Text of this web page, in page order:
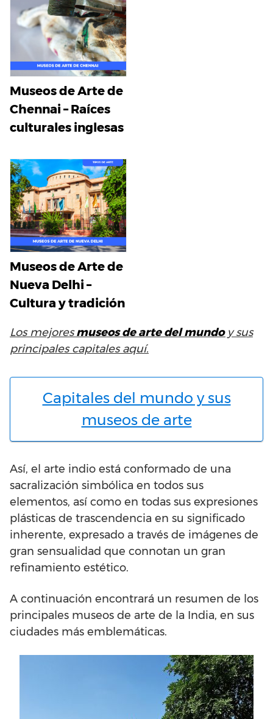
Museos de Arte de
Chennai – Raíces
culturales inglesas
Museos de Arte de
Nueva Delhi –
Cultura y tradición
Los mejoresmuseos de arte del mundoy sus
principales capitales aquí.
Capitales del mundo y sus
museos de arte
Así, el arte indio está conformado de una
sacralización simbólica en todos sus
elementos, así como en todas sus expresiones
plásticas de trascendencia en su significado
inherente, expresado a través de imágenes de
gran sensualidad que connotan un gran
refinamiento estético.
A continuación encontrará un resumen de los
principales museos de arte de la India, en sus
ciudades más emblemáticas.